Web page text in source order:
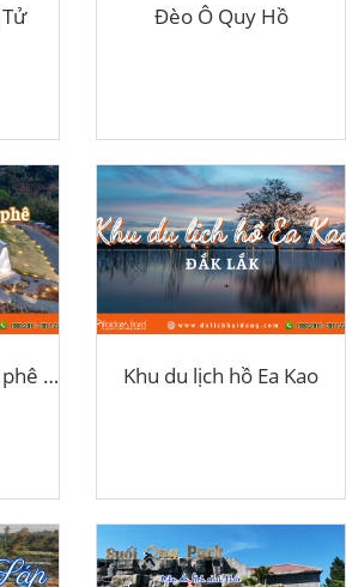
Đèo Ô Quy Hồ
Bảo tàng Thế giới Cà phê Buôn Ma Thuột Khu du lịch hồ Ea Kao